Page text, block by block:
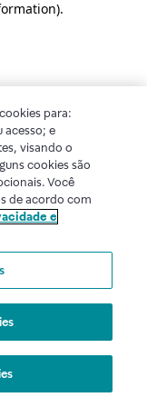
.
para:
acesso; e
visando o
cookies são
Você
de acordo com
e